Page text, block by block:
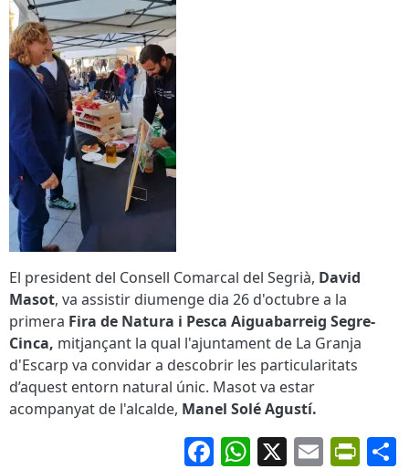
El president del Consell Comarcal del Segrià, David
Masot, va assistir diumenge dia 26 d'octubre a la
primera Fira de Natura i Pesca Aiguabarreig Segre-
Cinca, mitjançant la qual l'ajuntament de La Granja
d'Escarp va convidar a descobrir les particularitats
d’aquest entorn natural únic. Masot va estar
acompanyat de l'alcalde, Manel Solé Agustí.
Facebook
WhatsApp
X Email